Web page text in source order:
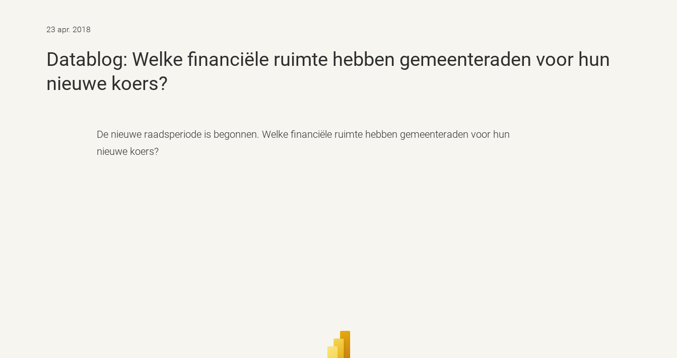
23 apr. 2018
Datablog: Welke financiële ruimte hebben gemeenteraden voor hun
nieuwe koers?
De nieuwe raadsperiode is begonnen. Welke financiële ruimte hebben gemeenteraden voor hun
nieuwe koers?